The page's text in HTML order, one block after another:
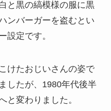
と黒の縞模様の服に黒
ンバーガーを盗むとい
設定です。
けたおじいさんの姿で
したが、1980年代後半
と変わりました。